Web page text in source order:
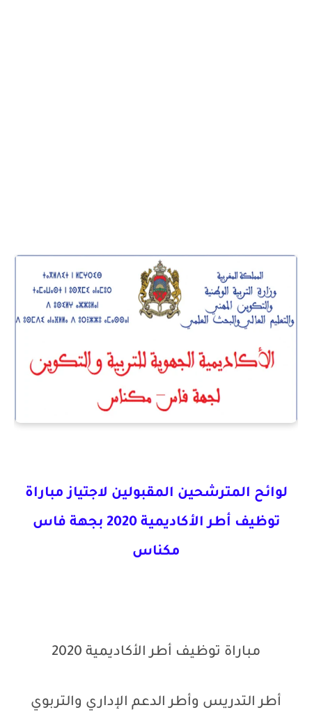
لوائح المترشحين المقبولين لاجتياز مباراة
توظيف أطر الأكاديمية 2020 بجهة فاس
مكناس
مباراة توظيف أطر الأكاديمية 2020
أطر التدريس وأطر الدعم الإداري والتربوي